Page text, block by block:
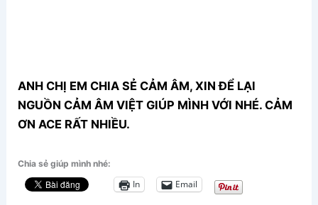
ANH CHỊ EM CHIA SẺ CẢM ÂM, XIN ĐỂ LẠI
NGUỒN CẢM ÂM VIỆT GIÚP MÌNH VỚI NHÉ. CẢM
ƠN ACE RẤT NHIỀU.
Chia sẻ giúp mình nhé:
In Email